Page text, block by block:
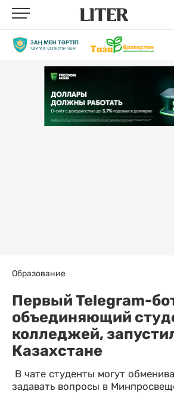
Образование
Первый Telegram-
объединяющий
колледжей,
Казахстане
В чате студенты могут
задавать вопросы в